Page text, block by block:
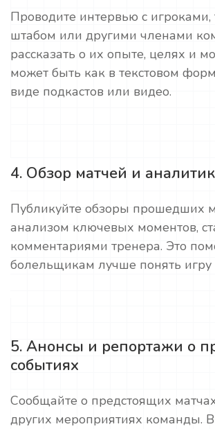
Проводите интервью с игроками,
штабом или другими членами
рассказать о их опыте, целях и
может быть как в текстовом
виде подкастов или видео.
4. Обзор матчей и
Публикуйте обзоры прошедших
анализом ключевых моментов,
комментариями тренера. Это
болельщикам лучше понять
5. Анонсы и репортажи о
событиях
Сообщайте о предстоящих
других мероприятиях команды.